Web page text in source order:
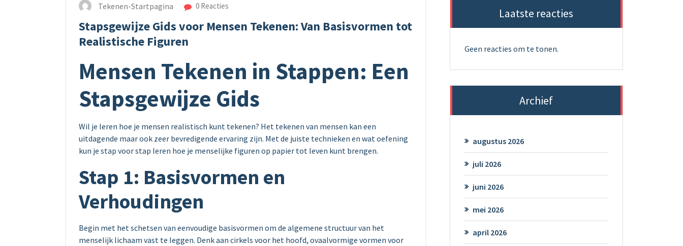
Tekenen-Startpagina 0 Reacties
Stapsgewijze Gids voor Mensen Tekenen: Van Basisvormen tot
Realistische Figuren
Mensen Tekenen in Stappen: Een
Stapsgewijze Gids
Wil je leren hoe je mensen realistisch kunt tekenen? Het tekenen van mensen kan een
uitdagende maar ook zeer bevredigende ervaring zijn. Met de juiste technieken en wat oefening
kun je stap voor stap leren hoe je menselijke figuren op papier tot leven kunt brengen.
Stap 1: Basisvormen en
Verhoudingen
Begin met het schetsen van eenvoudige basisvormen om de algemene structuur van het
menselijk lichaam vast te leggen. Denk aan cirkels voor het hoofd, ovaalvormige vormen voor
Laatste reacties
Geen reacties om te tonen.
Archief
augustus 2026
juli 2026
juni 2026
mei 2026
april 2026